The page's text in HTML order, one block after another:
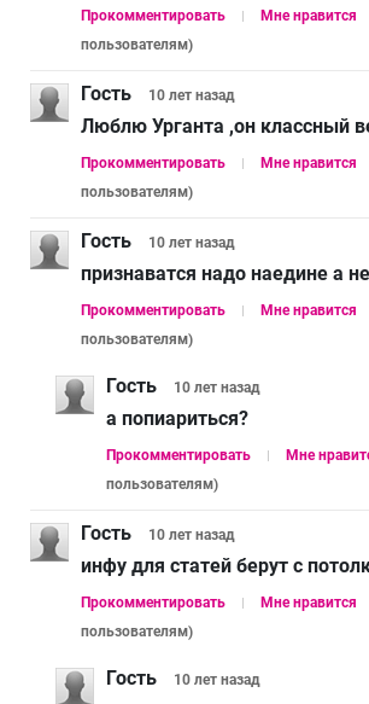
Прокомментировать Мне нравится
пользователям)
Гость 10 лет назад
Люблю Урганта ,он классный
Прокомментировать Мне нравится
пользователям)
Гость 10 лет назад
признаватся надо наедине а
Прокомментировать Мне нравится
пользователям)
Гость 10 лет назад
а попиариться?
Прокомментировать Мне
пользователям)
Гость 10 лет назад
инфу для статей берут с
Прокомментировать Мне нравится
пользователям)
Гость 10 лет назад